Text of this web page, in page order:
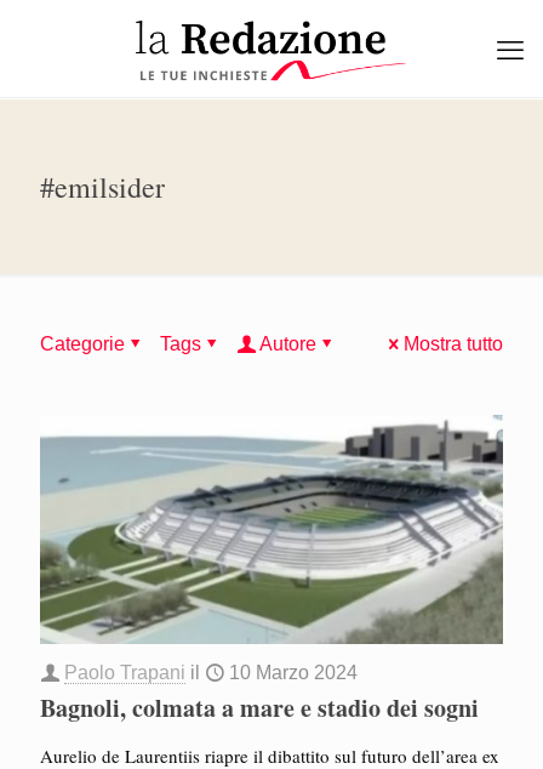
#emilsider
Categorie Tags Autore Mostra tutto
Paolo Trapani il 10 Marzo 2024
Bagnoli, colmata a mare e stadio dei sogni
Aurelio de Laurentiis riapre il dibattito sul futuro dell’area ex